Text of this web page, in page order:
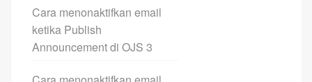
Cara menonaktifkan email
ketika Publish
Announcement di OJS 3